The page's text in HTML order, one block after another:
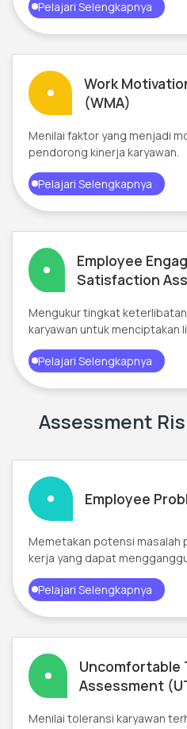
Pelajari Selengkapnya
Work
(WMA)
Menilai faktor yang menjadi
pendorong kinerja karyawan.
Pelajari Selengkapnya
Employee
Satisfaction
Mengukur tingkat
karyawan untuk menciptakan
Pelajari Selengkapnya
Assessment
Employee
Memetakan potensi masalah
kerja yang dapat
Pelajari Selengkapnya
Uncomfortable
Assessment
Menilai toleransi karyawan